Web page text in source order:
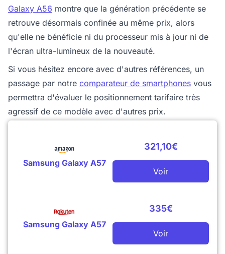
Galaxy A56 montre que la génération précédente se
retrouve désormais confinée au même prix, alors
qu'elle ne bénéficie ni du processeur mis à jour ni de
l'écran ultra-lumineux de la nouveauté.
Si vous hésitez encore avec d'autres références, un
passage par notre comparateur de smartphones vous
permettra d'évaluer le positionnement tarifaire très
agressif de ce modèle avec d'autres prix.
Samsung Galaxy A57
321,10€
Voir
Samsung Galaxy A57
335€
Voir